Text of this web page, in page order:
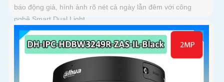
báo động giả, hình ảnh rõ nét cả ngày lẫn đêm với công
nghệ Smart Dual Light